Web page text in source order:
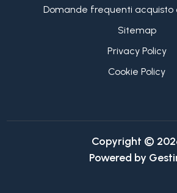
Domande frequenti acquisto
Sitemap
Privacy Policy
Cookie Policy
Copyright ©
Powered by